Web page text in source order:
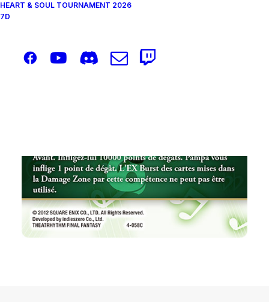
HEART & SOUL TOURNAMENT 2026
7D